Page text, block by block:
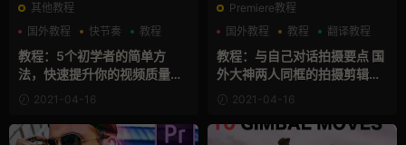
其他教程
国外教程
快节奏 教程
教程：5个初学者的简单方
法，快速提升你的视频质量！
（小白专属）
2021-04-16
Premiere教程
国外教程
教程 翻译教程
教程：与自己对话拍摄要点 国
外大神两人同框的拍摄剪辑技
巧思路分享
2021-04-16